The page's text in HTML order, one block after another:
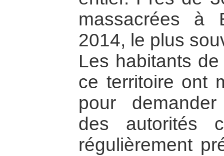
massacrées à
2014, le plus
Les habitants
ce territoire ont
pour
des autorités
régulièrement